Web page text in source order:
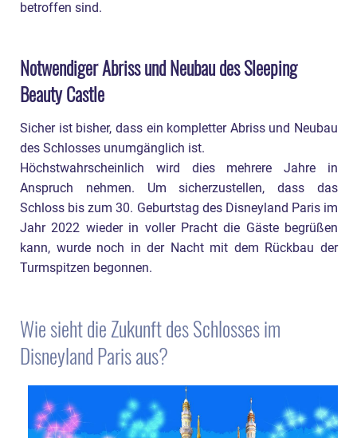
betroffen sind.
Notwendiger Abriss und Neubau des Sleeping
Beauty Castle
Sicher ist bisher, dass ein kompletter Abriss und Neubau
des Schlosses unumgänglich ist.
Höchstwahrscheinlich wird dies mehrere Jahre in
Anspruch nehmen. Um sicherzustellen, dass das
Schloss bis zum 30. Geburtstag des Disneyland Paris im
Jahr 2022 wieder in voller Pracht die Gäste begrüßen
kann, wurde noch in der Nacht mit dem Rückbau der
Turmspitzen begonnen.
Wie sieht die Zukunft des Schlosses im
Disneyland Paris aus?